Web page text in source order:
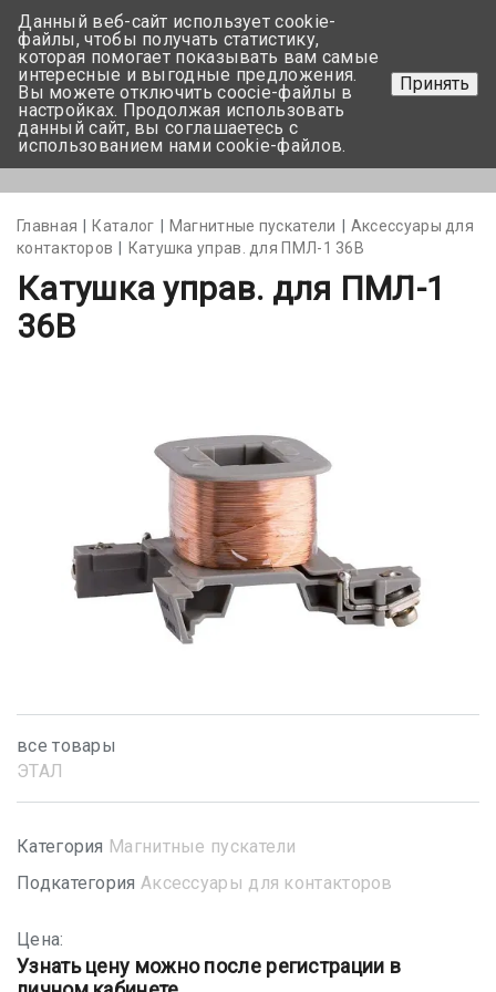
+375 17-350-99-56
+375 44-752-82-08
Задать вопрос
Главная Каталог Магнитные пускатели
Аксессуары для
контакторов
Катушка управ. для ПМЛ-1 36В
Катушка управ. для ПМЛ-1
36В
все товары
ЭТАЛ
Категория Магнитные пускатели
Подкатегория Аксессуары для контакторов
Цена:
Узнать цену можно после регистрации в
Данный веб-сайт использует cookie-
файлы, чтобы получать статистику,
которая помогает показывать вам самые
интересные и выгодные предложения.
Вы можете отключить coocie-файлы в
настройках. Продолжая использовать
данный сайт, вы соглашаетесь с
использованием нами cookie-файлов.
Принять